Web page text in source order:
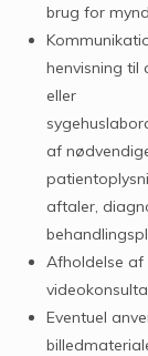
brug for
henvisning til
eller
af
aftaler,
Afholdelse af
Eventuel